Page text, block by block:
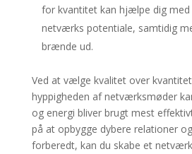
for kvantitet kan hjælpe dig
netværks potentiale, samtidig
brænde ud.
Ved at vælge kvalitet over
hyppigheden af netværksmøder
og energi bliver brugt mest
på at opbygge dybere relationer
forberedt, kan du skabe et